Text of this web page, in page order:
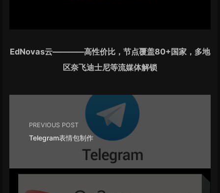
EdNovas云————高性价比，节点覆盖80+国家，多地
区奈飞迪士尼等流媒体解锁
PREVIOUS POST
Telegram表情包制作